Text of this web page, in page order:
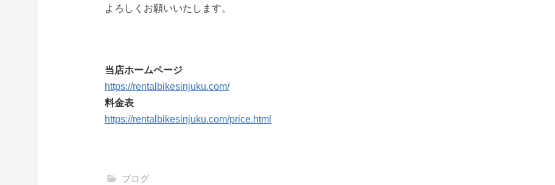
よろしくお願いいたします。
当店ホームページ
https://rentalbikesinjuku.com/
料金表
https://rentalbikesinjuku.com/price.html
ブログ